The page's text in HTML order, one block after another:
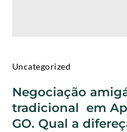
Uncategorized
Negociação
tradicional em
GO. Qual a